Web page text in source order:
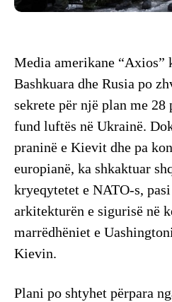
Media amerikane “Axios”
Bashkuara dhe Rusia po
sekrete për një plan me 28
fund luftës në Ukrainë.
praninë e Kievit dhe pa
europianë, ka shkaktuar
kryeqytetet e NATO-s,
arkitekturën e sigurisë në
marrëdhëniet e
Kievin.
Plani po shtyhet përpara